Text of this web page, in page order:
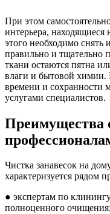
При этом
интерьера,
этого необходимо снять
правильно и тщательно
ткани остаются пятна
влаги и бытовой химии.
времени и сохранности
услугами специалистов.
Преимущества
Чистка занавесок на
характеризуется рядом
● экспертам по
полноценного